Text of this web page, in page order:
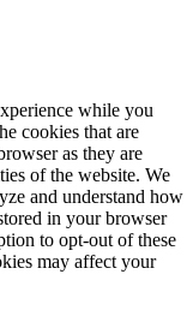
while you
cookies that are
as they are
of the website. We
and understand how
in your browser
to opt-out of these
may affect your